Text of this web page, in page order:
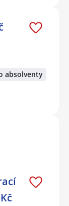
absolventy